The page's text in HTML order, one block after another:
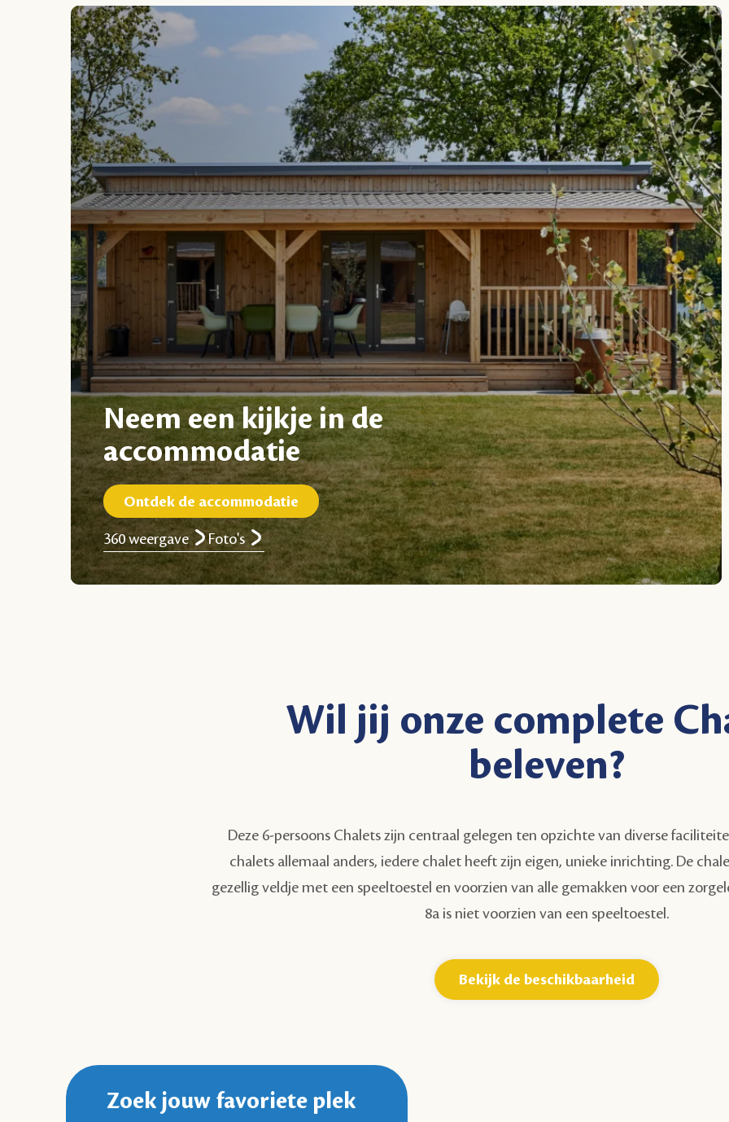
Neem een kijkje in de
accommodatie
Ontdek de accommodatie
360 weergave Foto's
Wil jij onze complete
beleven?
Deze 6-persoons Chalets zijn centraal gelegen ten opzichte van diverse
chalets allemaal anders, iedere chalet heeft zijn eigen, unieke inrichting. De
gezellig veldje met een speeltoestel en voorzien van alle gemakken voor een
8a is niet voorzien van een speeltoestel.
Bekijk de beschikbaarheid
Zoek jouw favoriete plek